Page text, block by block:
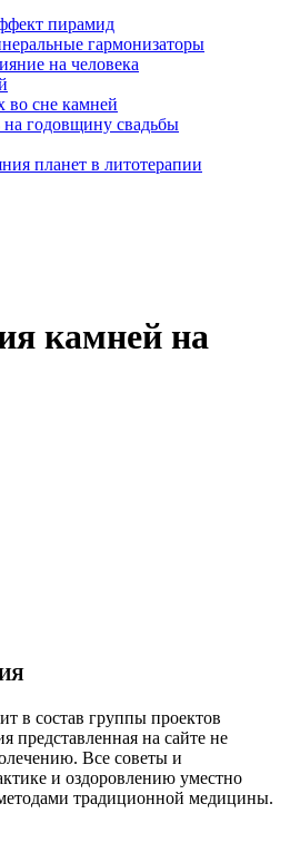
пирамид
гармонизаторы
на человека
во сне камней
годовщину свадьбы
планет в литотерапии
камней на
в состав группы проектов
на сайте не
Все советы и
и оздоровлению уместно
традиционной медицины.